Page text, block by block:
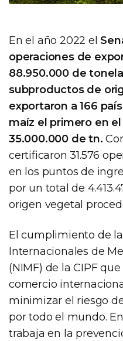
En el año 2022 el
operaciones de
88.950.000 de
subproductos de
exportaron a 166
maíz el primero en
35.000.000 de tn.
certificaron 31.576
en los puntos de
por un total de
origen vegetal
El cumplimiento de
Internacionales de
(NIMF) de la CIPF
comercio
minimizar el riesgo
por todo el mundo.
trabaja en la